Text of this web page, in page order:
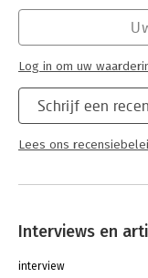
Schrijf een
Lees ons
Log in om uw
Interviews en
interview